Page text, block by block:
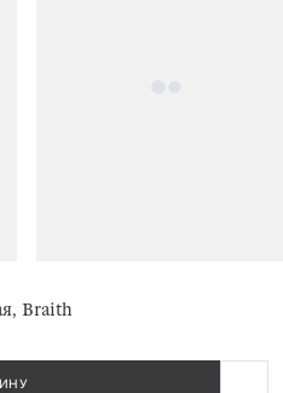
Braith